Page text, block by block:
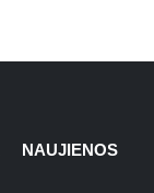
NAUJIENOS